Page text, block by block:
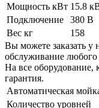
Мощность кВт 15.8
Подключение
380 В
Вес кг
158
Вы можете заказать у
обслуживание любого
На все оборудование,
гарантия.
Автоматическая
Количество уровней